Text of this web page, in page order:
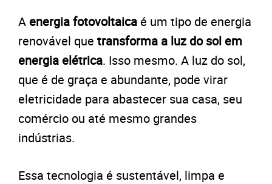
A energia fotovoltaica é um tipo de energia
renovável que transforma a luz do sol em
energia elétrica. Isso mesmo. A luz do sol,
que é de graça e abundante, pode virar
eletricidade para abastecer sua casa, seu
comércio ou até mesmo grandes
indústrias.
Essa tecnologia é sustentável, limpa e